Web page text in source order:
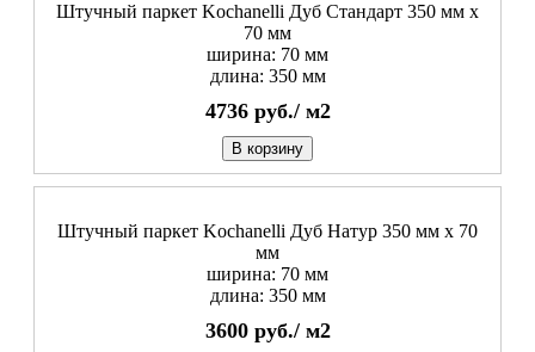
Штучный паркет Kochanelli Дуб Стандарт 350 мм х
70 мм
ширина: 70 мм
длина: 350 мм
4736 руб./ м2
В корзину
Штучный паркет Kochanelli Дуб Натур 350 мм х 70
мм
ширина: 70 мм
длина: 350 мм
3600 руб./ м2